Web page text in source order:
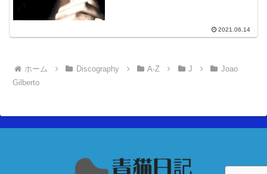
2021.06.14
ホーム Discography A-Z J
Joao
Gilberto